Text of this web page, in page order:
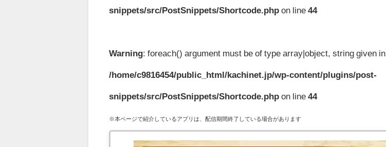
snippets/src/PostSnippets/Shortcode.php on line44
Warning: foreach() argument must be of type array|object, string given in
/home/c9816454/public_html/kachinet.jp/wp-content/plugins/post-
snippets/src/PostSnippets/Shortcode.php on line44
※本ページで紹介しているアプリは、配信期間終了している場合があります